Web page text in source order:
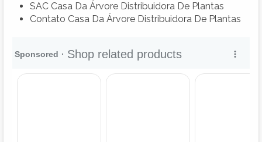
SAC Casa Da Árvore Distribuidora De Plantas
Contato Casa Da Árvore Distribuidora De Plantas